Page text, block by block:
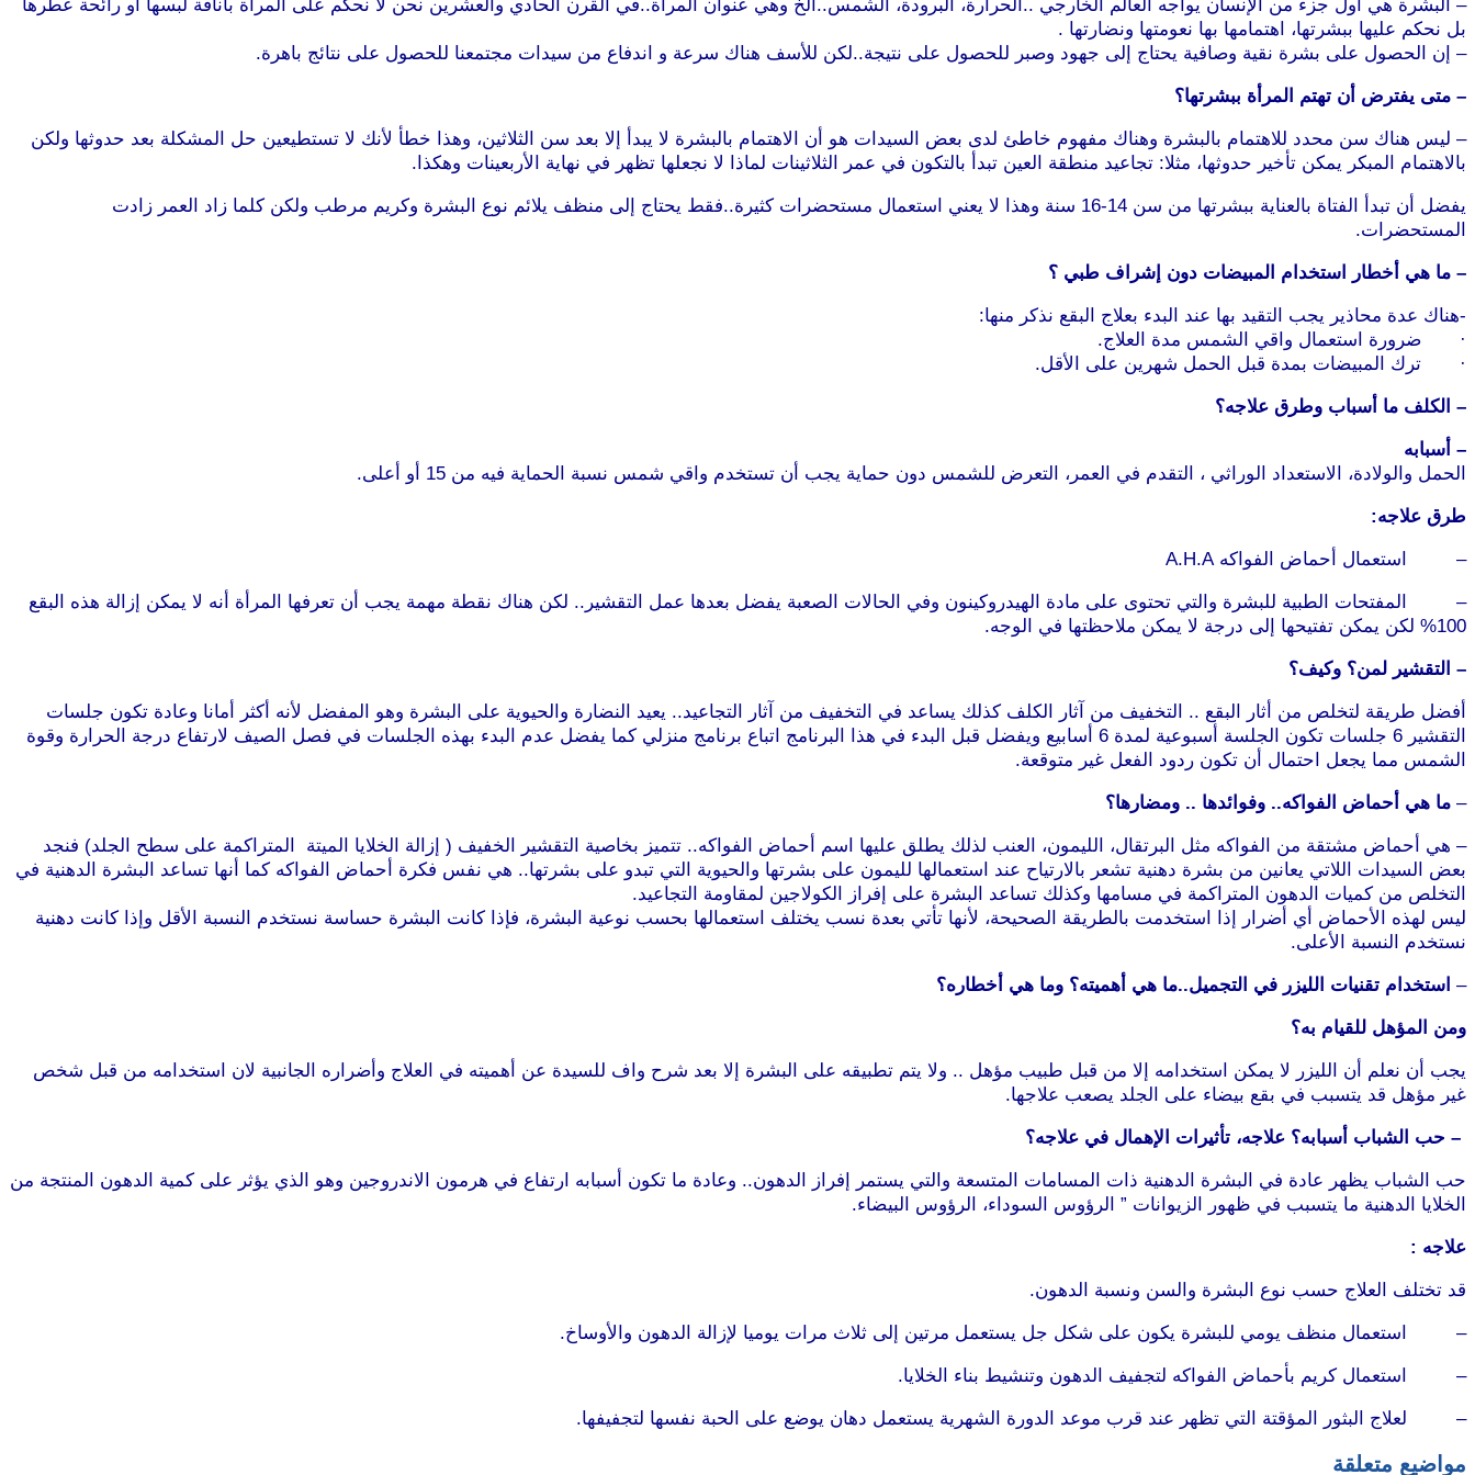
– البشرة هي أول جزء من الإنسان يواجه العالم الخارجي ..الحرارة، البرودة، الشمس..الخ وهي عنوان المرأة..في القرن الحادي والعشرين نحن لا نحكم على المرأة بأناقة لبسها أو رائحة عطرها
بل نحكم عليها ببشرتها، اهتمامها بها نعومتها ونضارتها .
– إن الحصول على بشرة نقية وصافية يحتاج إلى جهود وصبر للحصول على نتيجة..لكن للأسف هناك سرعة و اندفاع من سيدات مجتمعنا للحصول على نتائج باهرة.
– متى يفترض أن تهتم المرأة ببشرتها؟
– ليس هناك سن محدد للاهتمام بالبشرة وهناك مفهوم خاطئ لدى بعض السيدات هو أن الاهتمام بالبشرة لا يبدأ إلا بعد سن الثلاثين، وهذا خطأ لأنك لا تستطيعين حل المشكلة بعد حدوثها ولكن
بالاهتمام المبكر يمكن تأخير حدوثها، مثلا: تجاعيد منطقة العين تبدأ بالتكون في عمر الثلاثينات لماذا لا نجعلها تظهر في نهاية الأربعينات وهكذا.
يفضل أن تبدأ الفتاة بالعناية ببشرتها من سن 14-16 سنة وهذا لا يعني استعمال مستحضرات كثيرة..فقط يحتاج إلى منظف يلائم نوع البشرة وكريم مرطب ولكن كلما زاد العمر زادت
المستحضرات.
– ما هي أخطار استخدام المبيضات دون إشراف طبي ؟
-هناك عدة محاذير يجب التقيد بها عند البدء بعلاج البقع نذكر منها:
· ضرورة استعمال واقي الشمس مدة العلاج.
· ترك المبيضات بمدة قبل الحمل شهرين على الأقل.
– الكلف ما أسباب وطرق علاجه؟
– أسبابه
الحمل والولادة، الاستعداد الوراثي ، التقدم في العمر، التعرض للشمس دون حماية يجب أن تستخدم واقي شمس نسبة الحماية فيه من 15 أو أعلى.
طرق علاجه:
– استعمال أحماض الفواكه A.H.A
– المفتحات الطبية للبشرة والتي تحتوى على مادة الهيدروكينون وفي الحالات الصعبة يفضل بعدها عمل التقشير.. لكن هناك نقطة مهمة يجب أن تعرفها المرأة أنه لا يمكن إزالة هذه البقع
100% لكن يمكن تفتيحها إلى درجة لا يمكن ملاحظتها في الوجه.
– التقشير لمن؟ وكيف؟
أفضل طريقة لتخلص من أثار البقع .. التخفيف من آثار الكلف كذلك يساعد في التخفيف من آثار التجاعيد.. يعيد النضارة والحيوية على البشرة وهو المفضل لأنه أكثر أمانا وعادة تكون جلسات
التقشير 6 جلسات تكون الجلسة أسبوعية لمدة 6 أسابيع ويفضل قبل البدء في هذا البرنامج اتباع برنامج منزلي كما يفضل عدم البدء بهذه الجلسات في فصل الصيف لارتفاع درجة الحرارة وقوة
الشمس مما يجعل احتمال أن تكون ردود الفعل غير متوقعة.
– ما هي أحماض الفواكه.. وفوائدها .. ومضارها؟
– هي أحماض مشتقة من الفواكه مثل البرتقال، الليمون، العنب لذلك يطلق عليها اسم أحماض الفواكه.. تتميز بخاصية التقشير الخفيف ( إزالة الخلايا الميتة المتراكمة على سطح الجلد) فنجد
بعض السيدات اللاتي يعانين من بشرة دهنية تشعر بالارتياح عند استعمالها لليمون على بشرتها والحيوية التي تبدو على بشرتها.. هي نفس فكرة أحماض الفواكه كما أنها تساعد البشرة الدهنية في
التخلص من كميات الدهون المتراكمة في مسامها وكذلك تساعد البشرة على إفراز الكولاجين لمقاومة التجاعيد.
ليس لهذه الأحماض أي أضرار إذا استخدمت بالطريقة الصحيحة، لأنها تأتي بعدة نسب يختلف استعمالها بحسب نوعية البشرة، فإذا كانت البشرة حساسة نستخدم النسبة الأقل وإذا كانت دهنية
نستخدم النسبة الأعلى.
– استخدام تقنيات الليزر في التجميل..ما هي أهميته؟ وما هي أخطاره؟
ومن المؤهل للقيام به؟
يجب أن نعلم أن الليزر لا يمكن استخدامه إلا من قبل طبيب مؤهل .. ولا يتم تطبيقه على البشرة إلا بعد شرح واف للسيدة عن أهميته في العلاج وأضراره الجانبية لان استخدامه من قبل شخص
غير مؤهل قد يتسبب في بقع بيضاء على الجلد يصعب علاجها.
– حب الشباب أسبابه؟ علاجه، تأثيرات الإهمال في علاجه؟
حب الشباب يظهر عادة في البشرة الدهنية ذات المسامات المتسعة والتي يستمر إفراز الدهون.. وعادة ما تكون أسبابه ارتفاع في هرمون الاندروجين وهو الذي يؤثر على كمية الدهون المنتجة من
الخلايا الدهنية ما يتسبب في ظهور الزيوانات ” الرؤوس السوداء، الرؤوس البيضاء.
علاجه :
قد تختلف العلاج حسب نوع البشرة والسن ونسبة الدهون.
– استعمال منظف يومي للبشرة يكون على شكل جل يستعمل مرتين إلى ثلاث مرات يوميا لإزالة الدهون والأوساخ.
– استعمال كريم بأحماض الفواكه لتجفيف الدهون وتنشيط بناء الخلايا.
– لعلاج البثور المؤقتة التي تظهر عند قرب موعد الدورة الشهرية يستعمل دهان يوضع على الحبة نفسها لتجفيفها.
مواضيع متعلقة